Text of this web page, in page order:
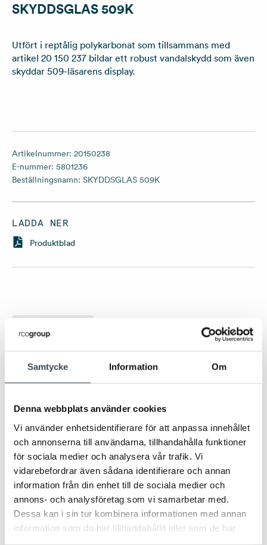
Samtycke Information Om
Denna webbplats använder cookies
Vi använder enhetsidentifierare för att anpassa innehållet
och annonserna till användarna, tillhandahålla funktioner
för sociala medier och analysera vår trafik. Vi
vidarebefordrar även sådana identifierare och annan
information från din enhet till de sociala medier och
annons- och analysföretag som vi samarbetar med.
Dessa kan i sin tur kombinera informationen med annan
information som du har tillhandahållit eller som de har
SKYDDSGLAS 509K
Utfört i reptålig polykarbonat som tillsammans med
artikel 20 150 237 bildar ett robust vandalskydd som även
skyddar 509-läsarens display.
Artikelnummer: 20150238
E-nummer: 5801236
Beställningsnamn: SKYDDSGLAS 509K
LADDA NER
Produktblad
Teknisk data
LIKNANDE PRODUKTER